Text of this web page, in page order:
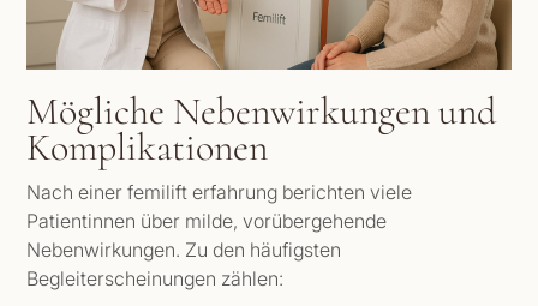
Mögliche Nebenwirkungen und
Komplikationen
Nach einer femilift erfahrung berichten viele
Patientinnen über milde, vorübergehende
Nebenwirkungen. Zu den häufigsten
Begleiterscheinungen zählen: